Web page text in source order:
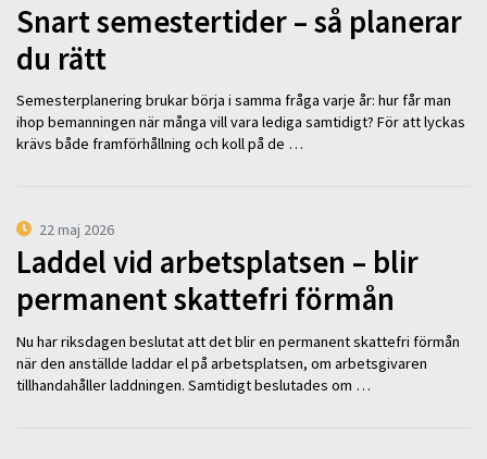
Snart semestertider – så planerar
du rätt
Semesterplanering brukar börja i samma fråga varje år: hur får man
ihop bemanningen när många vill vara lediga samtidigt? För att lyckas
krävs både framförhållning och koll på de …
22 maj 2026
Laddel vid arbetsplatsen – blir
permanent skattefri förmån
Nu har riksdagen beslutat att det blir en permanent skattefri förmån
när den anställde laddar el på arbetsplatsen, om arbetsgivaren
tillhandahåller laddningen. Samtidigt beslutades om …